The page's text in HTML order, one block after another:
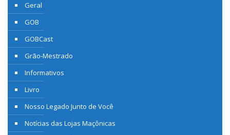
Geral
GOB
GOBCast
Grão-Mestrado
Informativos
Livro
Nosso Legado Junto de Você
Notícias das Lojas Maçônicas